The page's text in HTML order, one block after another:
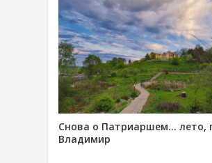
Снова о Патриаршем… лето,
Владимир